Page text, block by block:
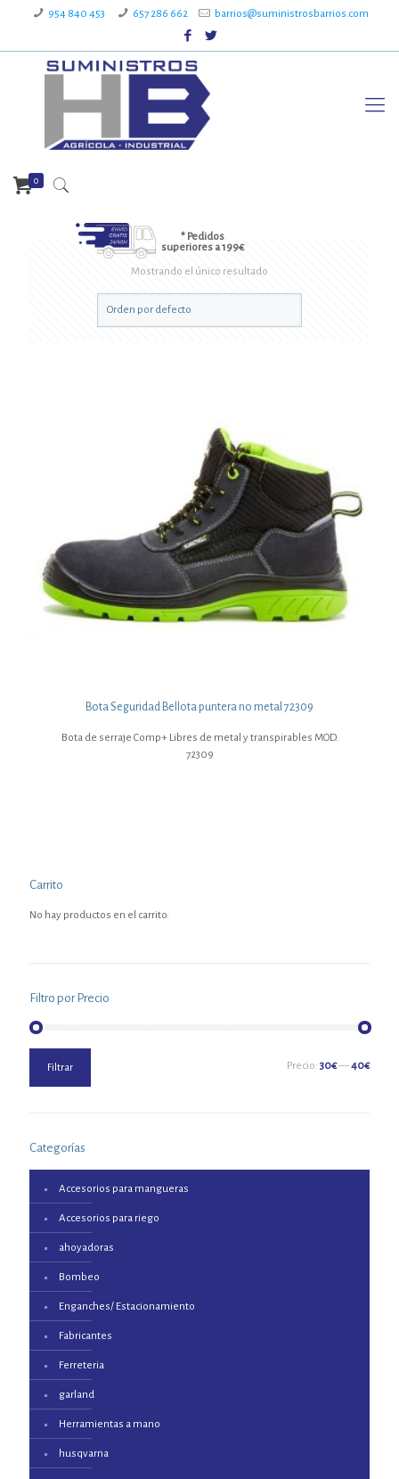
954 840 453 657 286 662 barrios@suministrosbarrios.com
* Pedidos
superiores a 199€
0
Mostrando el único resultado
Bota Seguridad Bellota puntera no metal 72309
Bota de serraje Comp+ Libres de metal y transpirables MOD.
72309
Carrito
No hay productos en el carrito.
Filtro por Precio
mínimo
máximo
Filtrar Precio: 30€—40€
Categorías
Accesorios para mangueras
Accesorios para riego
ahoyadoras
Bombeo
Enganches/ Estacionamiento
Fabricantes
Ferreteria
garland
Herramientas a mano
husqvarna